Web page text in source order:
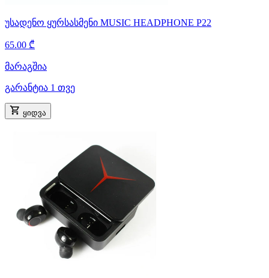
უსადენო ყურსასმენი MUSIC HEADPHONE P22
65.00 ₾
მარაგშია
გარანტია 1 თვე
ყიდვა